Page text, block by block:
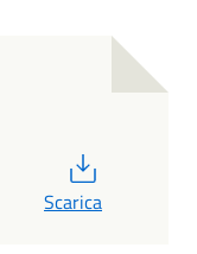
Scarica